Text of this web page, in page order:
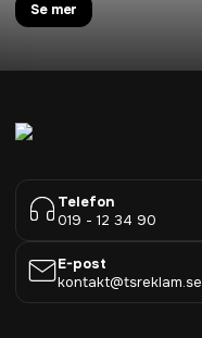
Se mer
Telefon
019 - 12 34 90
E-post
kontakt@tsreklam.se